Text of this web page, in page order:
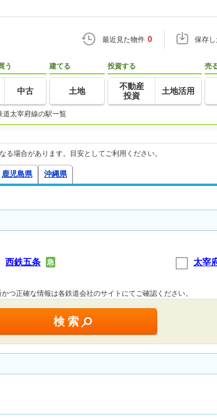
最近見た物件 0 保存
う
中古
建てる
土地
投資する
不動産
投資
土地活用
売
道太宰府線の駅一覧
場合があります。目安としてご利用ください。
鹿児島県 沖縄県
西鉄五条 急 太宰
正確な情報は各鉄道会社のサイトにてご確認ください。